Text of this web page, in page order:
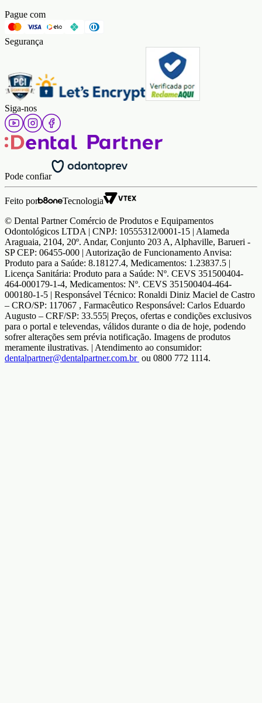
Pague com
Segurança
Siga-nos
Pode confiar
Feito por
Tecnologia
© Dental Partner Comércio de Produtos e Equipamentos
Odontológicos LTDA | CNPJ: 10555312/0001-15 | Alameda
Araguaia, 2104, 20º. Andar, Conjunto 203 A, Alphaville, Barueri -
SP CEP: 06455-000 | Autorização de Funcionamento Anvisa:
Produto para a Saúde: 8.18127.4, Medicamentos: 1.23837.5 |
Licença Sanitária: Produto para a Saúde: Nº. CEVS 351500404-
464-000179-1-4, Medicamentos: Nº. CEVS 351500404-464-
000180-1-5 | Responsável Técnico: Ronaldi Diniz Maciel de Castro
– CRO/SP: 117067 , Farmacêutico Responsável: Carlos Eduardo
Augusto – CRF/SP: 33.555| Preços, ofertas e condições exclusivos
para o portal e televendas, válidos durante o dia de hoje, podendo
sofrer alterações sem prévia notificação. Imagens de produtos
meramente ilustrativas. | Atendimento ao consumidor:
dentalpartner@dentalpartner.com.br ou 0800 772 1114.